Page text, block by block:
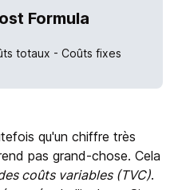
Formula
totaux - Coûts fixes
qu'un chiffre très
pas grand-chose. Cela
coûts variables (TVC).